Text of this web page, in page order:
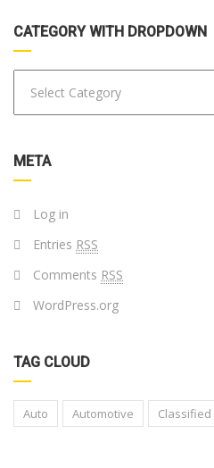
CATEGORY WITH DROPDOWN
META
Log in
Entries RSS
Comments RSS
WordPress.org
TAG CLOUD
Auto Automotive Classified